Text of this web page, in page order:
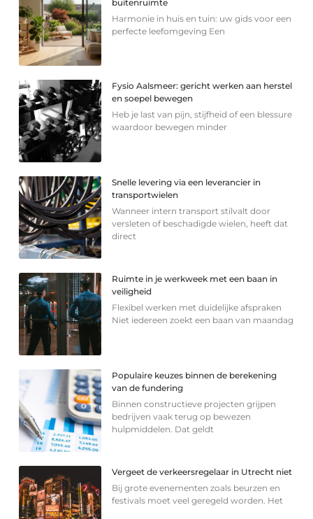
buitenruimte
Harmonie in huis en tuin: uw gids voor een
perfecte leefomgeving Een
Fysio Aalsmeer: gericht werken aan herstel
en soepel bewegen
Heb je last van pijn, stijfheid of een blessure
waardoor bewegen minder
Snelle levering via een leverancier in
transportwielen
Wanneer intern transport stilvalt door
versleten of beschadigde wielen, heeft dat
direct
Ruimte in je werkweek met een baan in
veiligheid
Flexibel werken met duidelijke afspraken
Niet iedereen zoekt een baan van maandag
Populaire keuzes binnen de berekening
van de fundering
Binnen constructieve projecten grijpen
bedrijven vaak terug op bewezen
hulpmiddelen. Dat geldt
Vergeet de verkeersregelaar in Utrecht niet
Bij grote evenementen zoals beurzen en
festivals moet veel geregeld worden. Het